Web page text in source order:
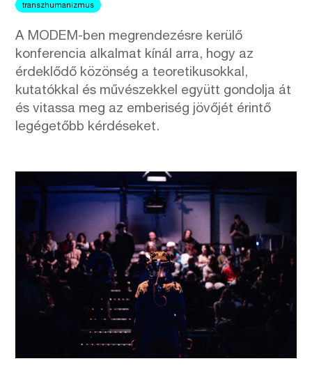
transzhumanizmus
A MODEM-ben megrendezésre kerülő
konferencia alkalmat kínál arra, hogy az
érdeklődő közönség a teoretikusokkal,
kutatókkal és művészekkel együtt gondolja át
és vitassa meg az emberiség jövőjét érintő
legégetőbb kérdéseket.